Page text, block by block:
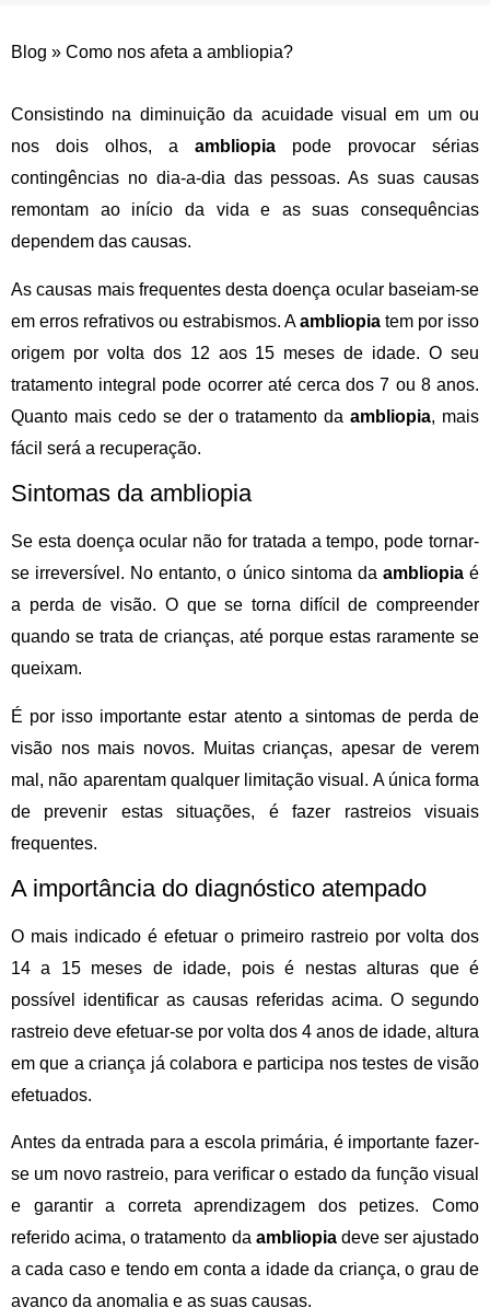
Blog » Como nos afeta a ambliopia?
Consistindo na diminuição da acuidade visual em um ou
nos dois olhos, a ambliopia pode provocar sérias
contingências no dia-a-dia das pessoas. As suas causas
remontam ao início da vida e as suas consequências
dependem das causas.
As causas mais frequentes desta doença ocular baseiam-se
em erros refrativos ou estrabismos. Aambliopia tem por isso
origem por volta dos 12 aos 15 meses de idade. O seu
tratamento integral pode ocorrer até cerca dos 7 ou 8 anos.
Quanto mais cedo se der o tratamento daambliopia, mais
fácil será a recuperação.
Sintomas da ambliopia
Se esta doença ocular não for tratada a tempo, pode tornar-
se irreversível. No entanto, o único sintoma da ambliopiaé
a perda de visão. O que se torna difícil de compreender
quando se trata de crianças, até porque estas raramente se
queixam.
É por isso importante estar atento a sintomas de perda de
visão nos mais novos. Muitas crianças, apesar de verem
mal, não aparentam qualquer limitação visual. A única forma
de prevenir estas situações, é fazer rastreios visuais
frequentes.
A importância do diagnóstico atempado
O mais indicado é efetuar o primeiro rastreio por volta dos
14 a 15 meses de idade, pois é nestas alturas que é
possível identificar as causas referidas acima. O segundo
rastreio deve efetuar-se por volta dos 4 anos de idade, altura
em que a criança já colabora e participa nos testes de visão
efetuados.
Antes daentrada para a escola primária, é importante fazer-
se um novo rastreio, para verificar o estado da função visual
e garantir a correta aprendizagem dos petizes. Como
referido acima, o tratamento da ambliopiadeve ser ajustado
a cada caso e tendo em conta a idade da criança, o grau de
avanço da anomalia e as suas causas.